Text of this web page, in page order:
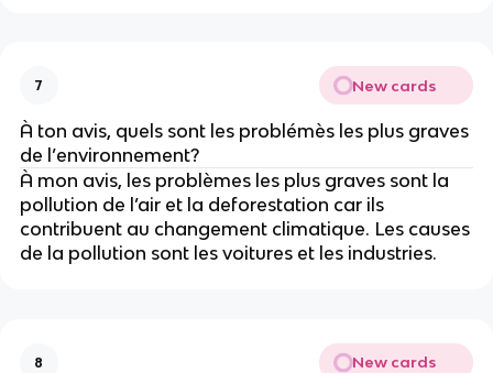
7 New cards
À ton avis, quels sont les problémès les plus graves
de l’environnement?
À mon avis, les problèmes les plus graves sont la
pollution de l’air et la deforestation car ils
contribuent au changement climatique. Les causes
de la pollution sont les voitures et les industries.
8 New cards